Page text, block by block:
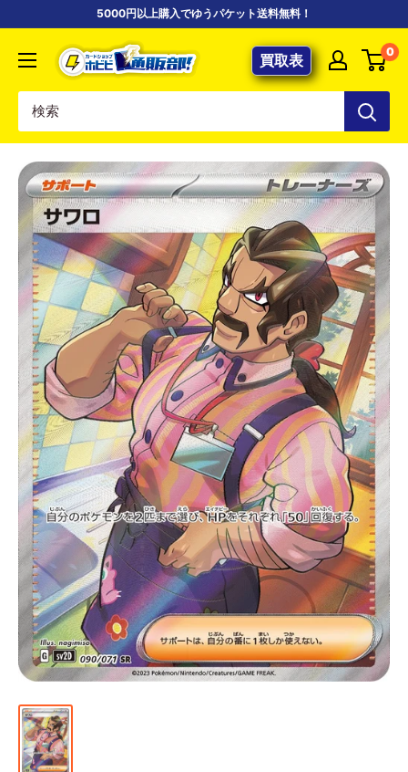
5000円以上購入でゆうパケット送料無料！
【ポ
ケ
専
門
店】
カ
ー
ド
シ
ョ
ッ
プ
ホ
ビ
ビ
通
部
買取表 0